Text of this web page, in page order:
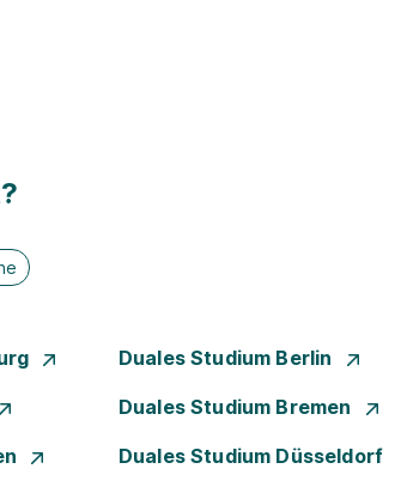
Duales Studium Berlin
Duales Studium Bremen
Duales Studium Düsseldorf